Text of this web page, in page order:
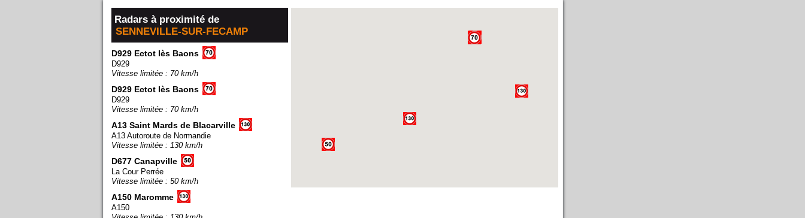
Radars à proximité de
SENNEVILLE-SUR-FECAMP
D929 Ectot lès Baons
D929
Vitesse limitée : 70 km/h
D929 Ectot lès Baons
D929
Vitesse limitée : 70 km/h
A13 Saint Mards de Blacarville
A13 Autoroute de Normandie
Vitesse limitée : 130 km/h
D677 Canapville
La Cour Perrée
Vitesse limitée : 50 km/h
A150 Maromme
A150